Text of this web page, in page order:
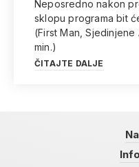
Neposredno nakon
sklopu programa bit
(First Man, Sjedinjene
min.)
ČITAJTE DALJE